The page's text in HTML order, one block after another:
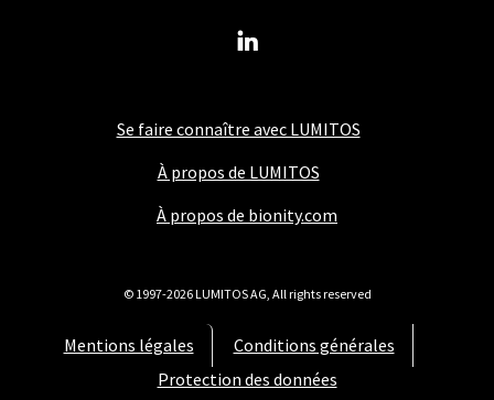
Se faire connaître avec LUMITOS
À propos de LUMITOS
À propos de bionity.com
Mentions légales
Conditions générales
Protection des données
© 1997-2026 LUMITOS AG, All rights reserved